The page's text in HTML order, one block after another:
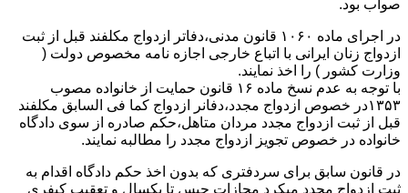
صواب بود.
در اجرای ماده ۱۰۶۰ قانون مدنی،دفاتر ازدواج مکلفند قبل از ثبت
ازدواج زنان ایرانی با اتباع خارجی اجازه نامه مخصوص دولت (
وزارت کشور ) را اخذ نمایند.
با توجه به عدم نسخ ماده ۱۶ قانون حمایت از خانواده مصوب
۱۳۵۳در خصوص ازدواج مجدد،دفانر ازدواج کما فی السابق مکلفند
قبل از ثبت ازدواج مجدد مردان متاهل،حکم صادره از سوی دادگاه
خانواده در خصوص تجویز ازدواج مجدد را مطالبه نمایند.
در قانون سابق برای سردفتری که بدون اخذ حکم دادگاه اقدام به
ثبت ازدواج مجدد میکرد مجازات حبس تا یکسال و تعقیب کیفری